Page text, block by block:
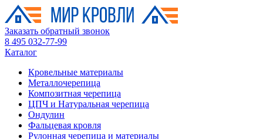
Заказать обратный звонок
8 495 032-77-99
Каталог
Кровельные материалы
Металлочерепица
Композитная черепица
ЦПЧ и Натуральная черепица
Ондулин
Фальцевая кровля
Рулонная черепица и материалы